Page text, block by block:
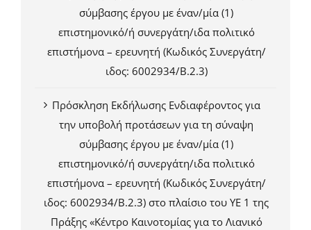
σύμβασης έργου με έναν/μία (1)
επιστημονικό/ή συνεργάτη/ιδα πολιτικό
επιστήμονα – ερευνητή (Κωδικός Συνεργάτη/
ιδος: 6002934/Β.2.3)
Πρόσκληση Εκδήλωσης Ενδιαφέροντος για
την υποβολή προτάσεων για τη σύναψη
σύμβασης έργου με έναν/μία (1)
επιστημονικό/ή συνεργάτη/ιδα πολιτικό
επιστήμονα – ερευνητή (Κωδικός Συνεργάτη/
ιδος: 6002934/Β.2.3) στο πλαίσιο του ΥΕ 1 της
Πράξης «Κέντρο Καινοτομίας για το Λιανικό